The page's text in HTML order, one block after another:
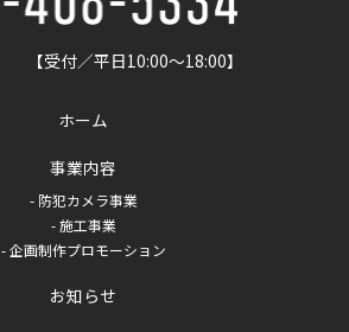
【受付／平日10:00〜18:00】
ホーム
事業内容
- 防犯カメラ事業
- 施工事業
- 企画制作プロモーション
お知らせ